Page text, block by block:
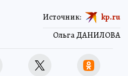
Ольга ДАНИЛОВА
Источник: kp.ru